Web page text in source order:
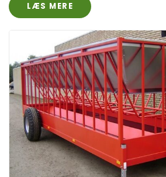
LÆS MERE